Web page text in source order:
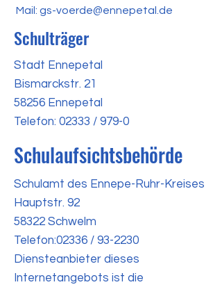
Mail: gs-voerde@ennepetal.de
Schulträger
Stadt Ennepetal
Bismarckstr. 21
58256 Ennepetal
Telefon: 02333 / 979-0
Schulaufsichtsbehörde
Schulamt des Ennepe-Ruhr-Kreises
Hauptstr. 92
58322 Schwelm
Telefon:02336 / 93-2230
Diensteanbieter dieses
Internetangebots ist die